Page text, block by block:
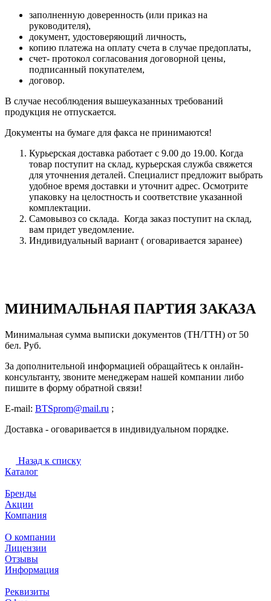
заполненную доверенность (или приказ на
руководителя),
документ, удостоверяющий личность,
копию платежа на оплату счета в случае предоплаты,
счет- протокол согласования договорной цены,
подписанный покупателем,
договор.
В случае несоблюдения вышеуказанных требований
продукция не отпускается.
Документы на бумаге для факса не принимаются!
Курьерская доставка работает с 9.00 до 19.00. Когда
товар поступит на склад, курьерская служба свяжется
для уточнения деталей. Специалист предложит выбрать
удобное время доставки и уточнит адрес. Осмотрите
упаковку на целостность и соответствие указанной
комплектации.
Самовывоз со склада. Когда заказ поступит на склад,
вам придет уведомление.
Индивидуальный вариант ( оговаривается заранее)
МИНИМАЛЬНАЯ ПАРТИЯ ЗАКАЗА
Минимальная сумма выписки документов (ТН/ТТН) от 50
бел. Руб.
За дополнительной информацией обращайтесь к онлайн-
консультанту, звоните менеджерам нашей компании либо
пишите в форму обратной связи!
E-mail: BTSprom@mail.ru ;
Доставка - оговаривается в индивидуальном порядке.
Назад к списку
Каталог
Бренды
Акции
Компания
О компании
Лицензии
Отзывы
Информация
Реквизиты